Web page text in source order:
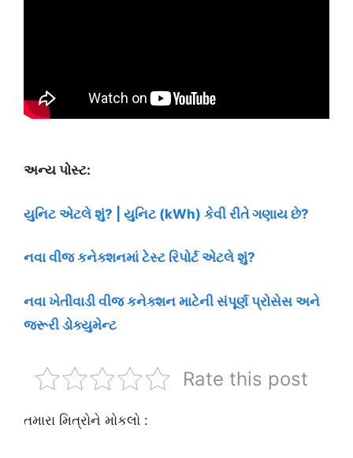
અન્ય પોસ્ટ:
યુનિટ એટલે શું? | યુનિટ (kWh) કેવી રીતે ગણાય છે?
નવા વીજ કનેક્શનમાં ટેસ્ટ રિપોર્ટ એટલે શું?
નવા ખેતીવાડી વીજ કનેક્શન માટેની સંપૂર્ણ પ્રોસેસ અને
જરૂરી ડોક્યુમેન્ટ
Rate this post
તમારા મિત્રોને મોકલો :